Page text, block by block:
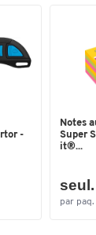
-
Notes
Super
it®...
seul.
par paq.